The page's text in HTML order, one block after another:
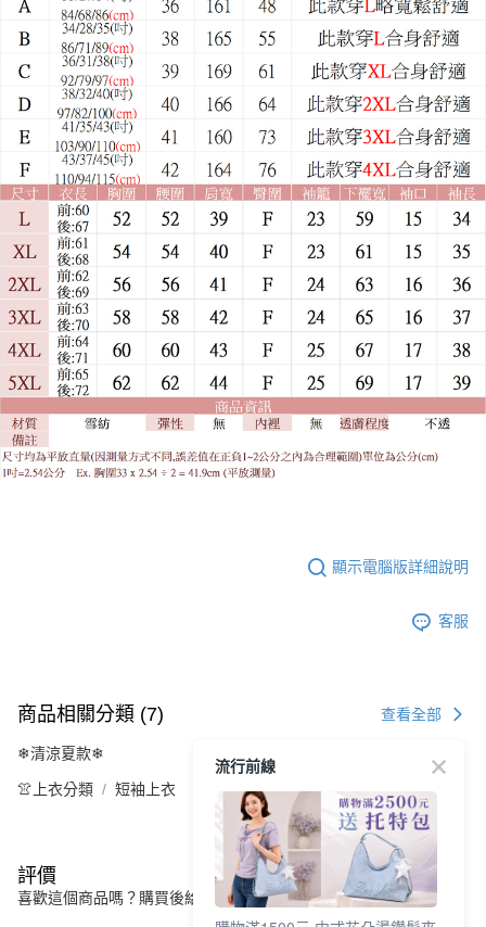
顯示電腦版詳細說明
客服
商品相關分類 (7) 查看全部
❄清涼夏款❄
👚上衣分類 短袖上衣
評價
喜歡這個商品嗎？購買後給他一個好評吧
流行前線